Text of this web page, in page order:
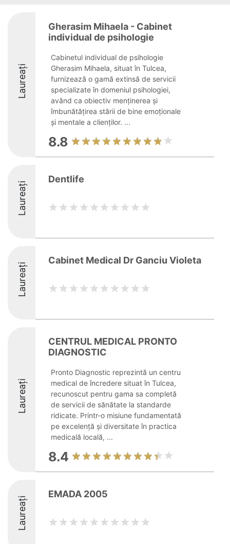
Laureați
Gherasim Mihaela - Cabinet
individual de psihologie
Cabinetul individual de psihologie
Gherasim Mihaela, situat în Tulcea,
furnizează o gamă extinsă de servicii
specializate în domeniul psihologiei,
având ca obiectiv menținerea și
îmbunătățirea stării de bine emoționale
și mentale a clienților. ...
8.8
Laureați
Dentlife
Laureați
Cabinet Medical Dr Ganciu Violeta
Laureați
CENTRUL MEDICAL PRONTO
DIAGNOSTIC
Pronto Diagnostic reprezintă un centru
medical de încredere situat în Tulcea,
recunoscut pentru gama sa completă
de servicii de sănătate la standarde
ridicate. Printr-o misiune fundamentată
pe excelență și diversitate în practica
medicală locală, ...
8.4
Laureați
EMADA 2005